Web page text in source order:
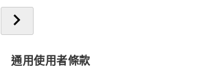
通用使用者條款